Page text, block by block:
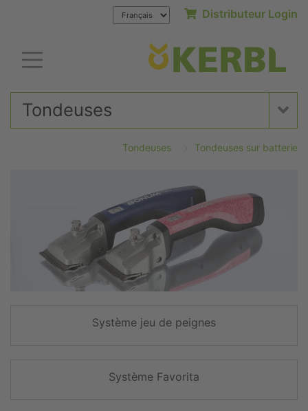
Distributeur Login
Tondeuses
Tondeuses Tondeuses sur batterie
Système jeu de peignes
Système Favorita